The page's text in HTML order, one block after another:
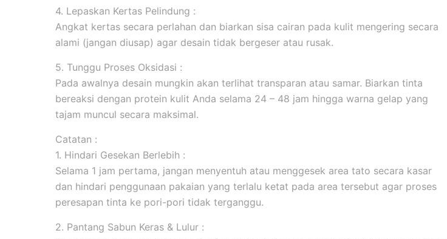
4. Lepaskan Kertas Pelindung :
Angkat kertas secara perlahan dan biarkan sisa cairan pada kulit mengering secara
alami (jangan diusap) agar desain tidak bergeser atau rusak.
5. Tunggu Proses Oksidasi :
Pada awalnya desain mungkin akan terlihat transparan atau samar. Biarkan tinta
bereaksi dengan protein kulit Anda selama 24 – 48 jam hingga warna gelap yang
tajam muncul secara maksimal.
Catatan :
1. Hindari Gesekan Berlebih :
Selama 1 jam pertama, jangan menyentuh atau menggesek area tato secara kasar
dan hindari penggunaan pakaian yang terlalu ketat pada area tersebut agar proses
peresapan tinta ke pori-pori tidak terganggu.
2. Pantang Sabun Keras & Lulur :